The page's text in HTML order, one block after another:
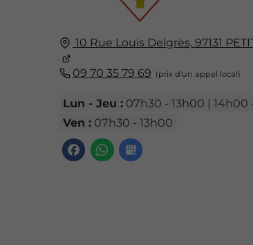
10 Rue Louis Delgrès, 97131
09 70 35 79 69
Lun - Jeu :07h30 - 13h00 | 14h00
Ven :07h30 - 13h00